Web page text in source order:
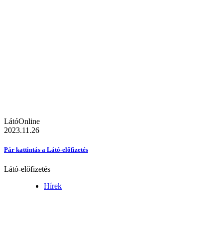
LátóOnline
2023.11.26
Pár kattintás a Látó-előfizetés
Látó-előfizetés
Hírek